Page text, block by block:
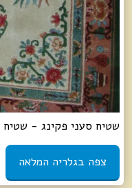
שטיח סעני פקינג - שטיח סיני מידה
צפה בגלריה המלאה